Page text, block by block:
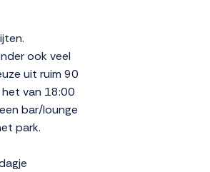
ook veel
uit ruim 90
van 18:00
bar/lounge
park.